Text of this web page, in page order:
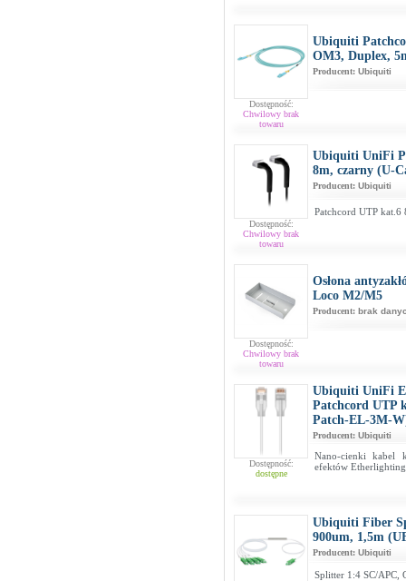
Dostępność:
Chwilowy brak
towaru
Ubiquiti
OM3, Duplex,
Producent: Ubiquiti
Dostępność:
Chwilowy brak
towaru
Ubiquiti UniFi
8m, czarny (U-
Producent: Ubiquiti
Patchcord UTP kat.6
Dostępność:
Chwilowy brak
towaru
Osłona
Loco M2/M5
Producent: brak
Dostępność:
dostępne
Ubiquiti UniFi
Patchcord UTP
Patch-EL-3M-
Producent: Ubiquiti
Nano-cienki kabel
efektów
Ubiquiti Fiber
900um, 1,5m
Producent: Ubiquiti
Splitter 1:4 SC/APC,